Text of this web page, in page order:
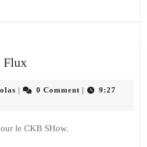
FluxNous
de
Nicolas
| 0 Comment |
9:27
le CKB SHow.